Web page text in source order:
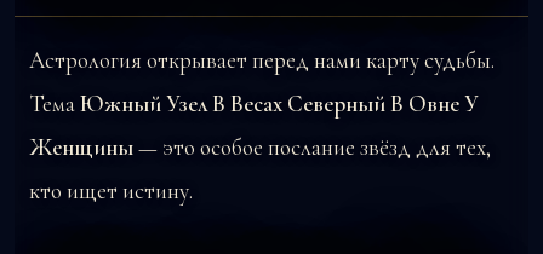
Астрология открывает перед нами карту судьбы.
ТемаЮжный Узел В Весах Северный В Овне У
Женщины— это особое послание звёзд для тех,
кто ищет истину.